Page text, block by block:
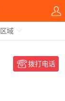
区域
拨打电话